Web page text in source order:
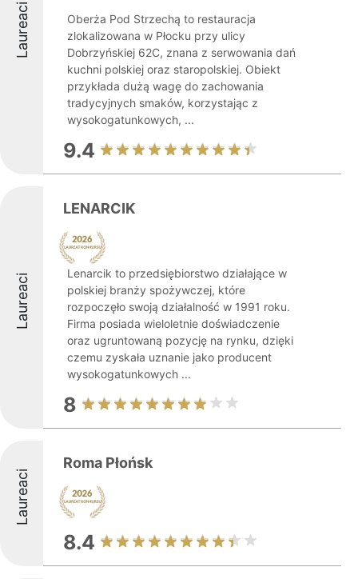
Laureaci
Oberża Pod Strzechą to restauracja
zlokalizowana w Płocku przy ulicy
Dobrzyńskiej 62C, znana z serwowania dań
kuchni polskiej oraz staropolskiej. Obiekt
przykłada dużą wagę do zachowania
tradycyjnych smaków, korzystając z
wysokogatunkowych, ...
9.4
Laureaci
LENARCIK
Lenarcik to przedsiębiorstwo działające w
polskiej branży spożywczej, które
rozpoczęło swoją działalność w 1991 roku.
Firma posiada wieloletnie doświadczenie
oraz ugruntowaną pozycję na rynku, dzięki
czemu zyskała uznanie jako producent
wysokogatunkowych ...
8
Laureaci
Roma Płońsk
8.4